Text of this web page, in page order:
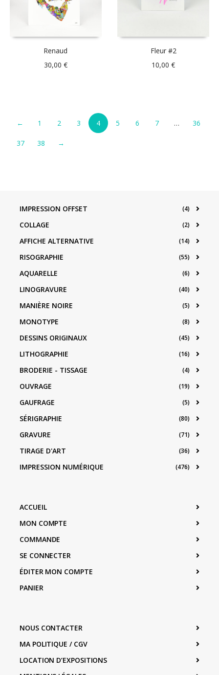
Renaud
30,00 €
Fleur #2
10,00€
← 1 2 3 4 5 6 7 … 36
37 38 →
IMPRESSION OFFSET (4)
COLLAGE (2)
AFFICHE ALTERNATIVE (14)
RISOGRAPHIE (55)
AQUARELLE (6)
LINOGRAVURE (40)
MANIÈRE NOIRE (5)
MONOTYPE (8)
DESSINS ORIGINAUX (45)
LITHOGRAPHIE (16)
BRODERIE - TISSAGE (4)
OUVRAGE (19)
GAUFRAGE (5)
SÉRIGRAPHIE (80)
GRAVURE (71)
TIRAGE D'ART (36)
IMPRESSION NUMÉRIQUE (476)
ACCUEIL
MON COMPTE
COMMANDE
SE CONNECTER
ÉDITER MON COMPTE
PANIER
NOUS CONTACTER
MA POLITIQUE / CGV
LOCATION D’EXPOSITIONS